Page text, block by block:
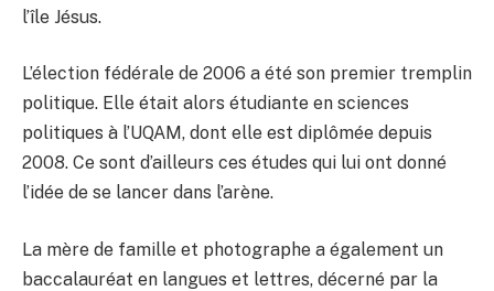
l’île Jésus.
L’élection fédérale de 2006 a été son premier tremplin
politique. Elle était alors étudiante en sciences
politiques à l’UQAM, dont elle est diplômée depuis
2008. Ce sont d’ailleurs ces études qui lui ont donné
l’idée de se lancer dans l’arène.
La mère de famille et photographe a également un
baccalauréat en langues et lettres, décerné par la